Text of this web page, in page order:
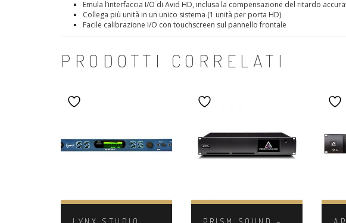
Emula l’interfaccia I/O di Avid HD, inclusa la compensazione del ritardo
Collega più unità in un unico sistema (1 unità per porta HD)
Facile calibrazione I/O con touchscreen sul pannello frontale
PRODOTTI CORRELATI